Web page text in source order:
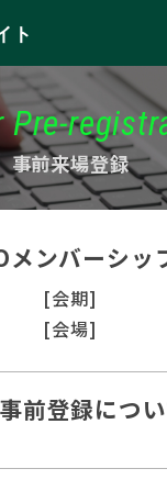
ト
事前来場登録
メンバーシッ
[会期]
[会場]
前登録につ